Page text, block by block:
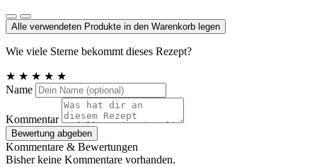
Alle verwendeten Produkte in den Warenkorb legen
Wie viele Sterne bekommt dieses Rezept?
★ ★ ★ ★ ★
Name
Kommentar
Bewertung abgeben
Kommentare & Bewertungen
Bisher keine Kommentare vorhanden.